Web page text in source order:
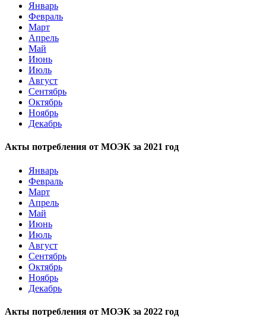
Январь
Февраль
Март
Апрель
Май
Июнь
Июль
Август
Сентябрь
Октябрь
Ноябрь
Декабрь
Акты потребления от МОЭК за 2021 год
Январь
Февраль
Март
Апрель
Май
Июнь
Июль
Август
Сентябрь
Октябрь
Ноябрь
Декабрь
Акты потребления от МОЭК за 2022 год